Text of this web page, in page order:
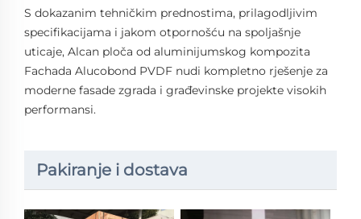
S dokazanim tehničkim prednostima, prilagodljivim
specifikacijama i jakom otpornošću na spoljašnje
uticaje, Alcan ploča od aluminijumskog kompozita
Fachada Alucobond PVDF nudi kompletno rješenje za
moderne fasade zgrada i građevinske projekte visokih
performansi.
Pakiranje i dostava